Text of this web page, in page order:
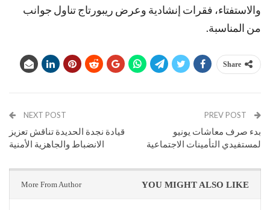
والاستفتاء، فقرات إنشادية وعرض ريبورتاج تناول جوانب
من المناسبة.
Share
بدء صرف معاشات يونيو
لمستفيدي التأمينات الاجتماعية
NEXT POST
قيادة نجدة الحديدة تناقش تعزيز
الانضباط والجاهزية الأمنية
YOU MIGHT ALSO LIKE
More From Author